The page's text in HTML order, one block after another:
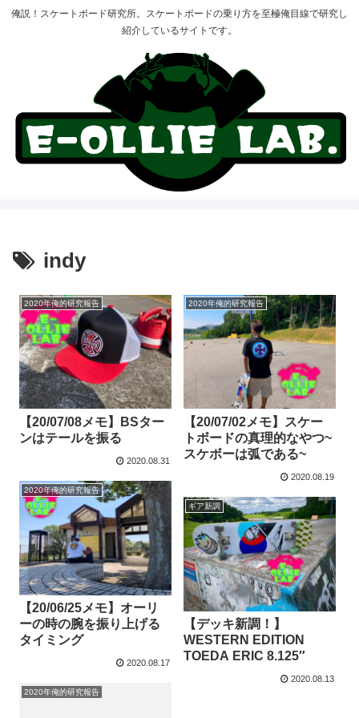
俺説！スケートボード研究所。スケートボードの乗り方を至極俺目線で研究し
紹介しているサイトです。
indy
2020年俺的研究報告
【20/07/08メモ】BSター
ンはテールを振る
2020.08.31
2020年俺的研究報告
【20/07/02メモ】スケー
トボードの真理的なやつ~
スケボーは弧である~
2020.08.19
2020年俺的研究報告
【20/06/25メモ】オーリ
ーの時の腕を振り上げる
タイミング
2020.08.17
ギア新調
【デッキ新調！】
WESTERN EDITION
TOEDA ERIC 8.125″
2020.08.13
2020年俺的研究報告